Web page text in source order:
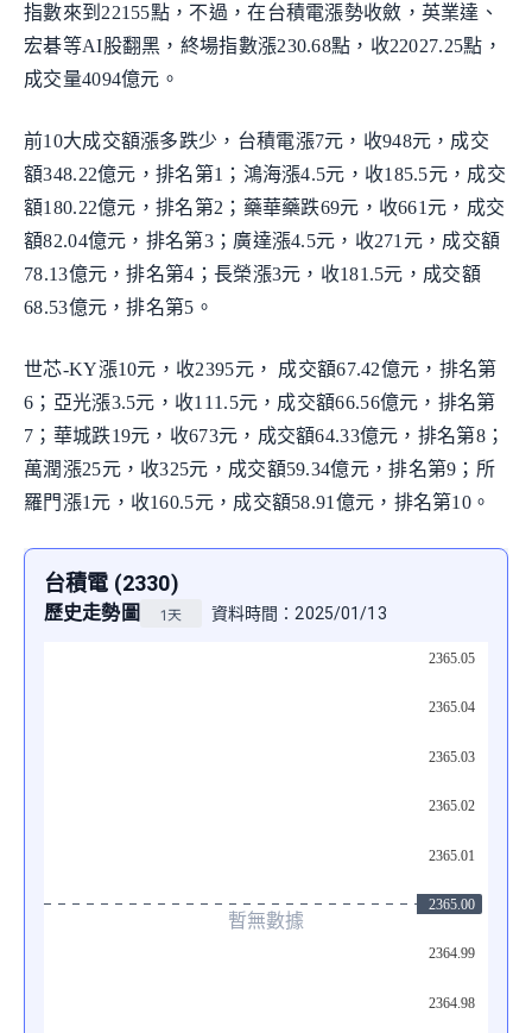
指數來到22155點，不過，在台積電漲勢收斂，英業達、
宏碁等AI股翻黑，終場指數漲230.68點，收22027.25點，
成交量4094億元。
前10大成交額漲多跌少，台積電漲7元，收948元，成交
額348.22億元，排名第1；鴻海漲4.5元，收185.5元，成交
額180.22億元，排名第2；藥華藥跌69元，收661元，成交
額82.04億元，排名第3；廣達漲4.5元，收271元，成交額
78.13億元，排名第4；長榮漲3元，收181.5元，成交額
68.53億元，排名第5。
世芯-KY漲10元，收2395元， 成交額67.42億元，排名第
6；亞光漲3.5元，收111.5元，成交額66.56億元，排名第
7；華城跌19元，收673元，成交額64.33億元，排名第8；
萬潤漲25元，收325元，成交額59.34億元，排名第9；所
羅門漲1元，收160.5元，成交額58.91億元，排名第10。